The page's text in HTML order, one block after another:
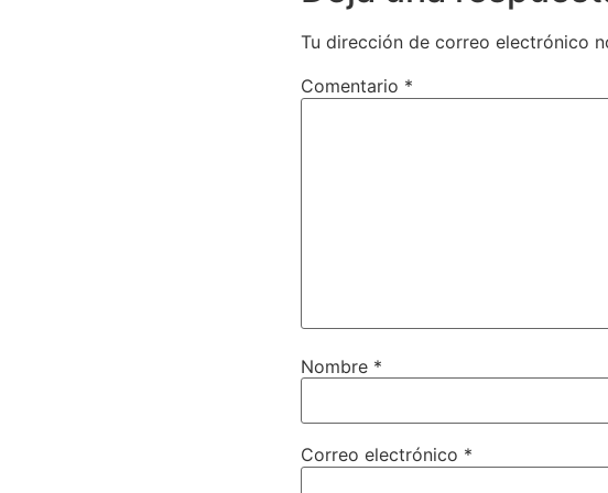
Tu dirección de correo electrónico
Comentario *
Nombre *
Correo electrónico *